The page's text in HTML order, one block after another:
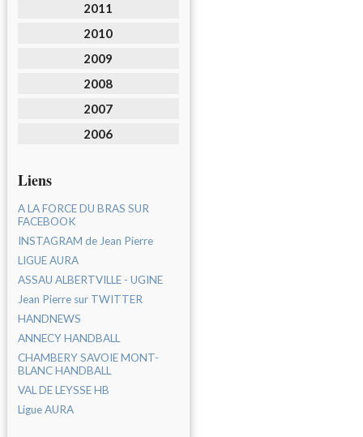
2011
2010
2009
2008
2007
2006
Liens
A LA FORCE DU BRAS SUR
FACEBOOK
INSTAGRAM de Jean Pierre
LIGUE AURA
ASSAU ALBERTVILLE - UGINE
Jean Pierre sur TWITTER
HANDNEWS
ANNECY HANDBALL
CHAMBERY SAVOIE MONT-
BLANC HANDBALL
VAL DE LEYSSE HB
Ligue AURA